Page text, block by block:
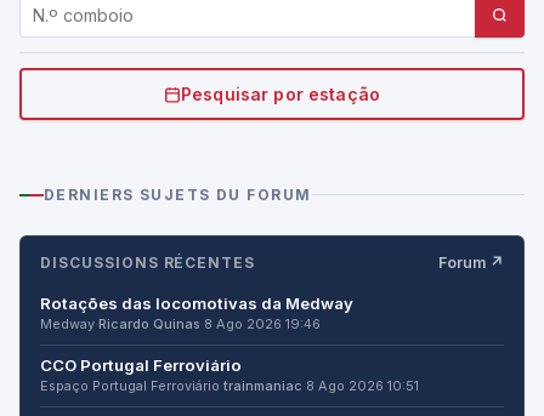
Pesquisar por estação
DERNIERS SUJETS DU FORUM
DISCUSSIONS RÉCENTES Forum ↗
Rotações das locomotivas da Medway
Medway·Ricardo Quinas·8 Ago 2026 19:46
CCO Portugal Ferroviário
Espaço Portugal Ferroviário·trainmaniac·8 Ago 2026 10:51